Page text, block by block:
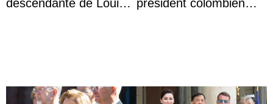
descendante de Louis
président colombien